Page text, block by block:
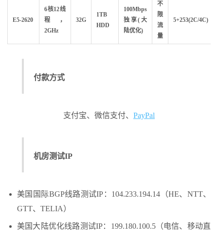
E5-2620
6核12线
程，
2GHz
32G
1TB
HDD
100Mbps
独享(大
陆优化)
不
限
流
量
5+253(2C/4C)
付款方式
支付宝、微信支付、 PayPal
机房测试IP
美国国际BGP线路测试IP：104.233.194.14（HE、NTT、
GTT、TELIA）
美国大陆优化线路测试IP：199.180.100.5（电信、移动直